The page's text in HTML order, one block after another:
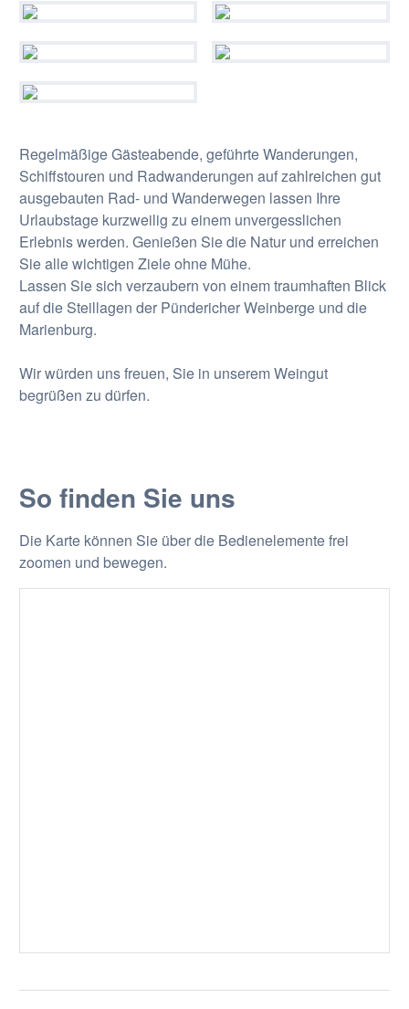
Regelmäßige Gästeabende, geführte Wanderungen,
Schiffstouren und Radwanderungen auf zahlreichen gut
ausgebauten Rad- und Wanderwegen lassen Ihre
Urlaubstage kurzweilig zu einem unvergesslichen
Erlebnis werden. Genießen Sie die Natur und erreichen
Sie alle wichtigen Ziele ohne Mühe.
Lassen Sie sich verzaubern von einem traumhaften Blick
auf die Steillagen der Pündericher Weinberge und die
Marienburg.
Wir würden uns freuen, Sie in unserem Weingut
begrüßen zu dürfen.
So finden Sie uns
Die Karte können Sie über die Bedienelemente frei
zoomen und bewegen.